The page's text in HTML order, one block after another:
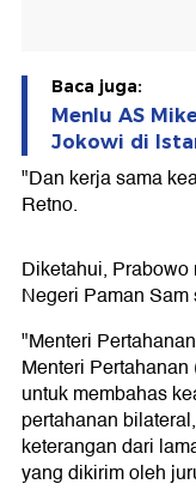
Baca juga:
Menlu AS
Jokowi di
"Dan kerja sama
Retno.
Diketahui,
Negeri Paman
"Menteri
Menteri
untuk membahas
pertahanan
keterangan dari
yang dikirim oleh